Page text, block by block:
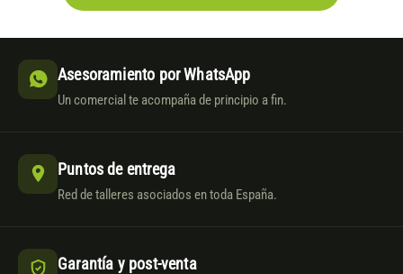
Asesoramiento por WhatsApp
Un comercial te acompaña de principio a fin.
Puntos de entrega
Red de talleres asociados en toda España.
Garantía y post-venta